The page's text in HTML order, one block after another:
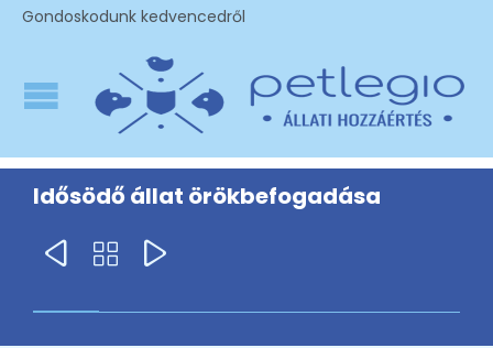
Gondoskodunk kedvencedről
Idősödő állat örökbefogadása
  